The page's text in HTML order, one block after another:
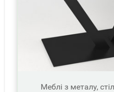
Меблі з металу,